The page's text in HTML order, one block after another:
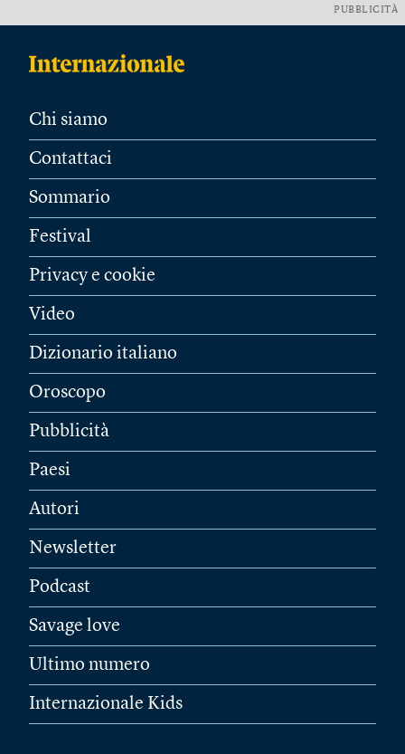
PUBBLICITÀ
Chi siamo
Contattaci
Sommario
Festival
Privacy e cookie
Video
Dizionario italiano
Oroscopo
Pubblicità
Paesi
Autori
Newsletter
Podcast
Savage love
Ultimo numero
Internazionale Kids